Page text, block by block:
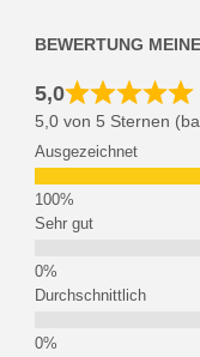
BEWERTUNG
5,0
5,0 von 5 Sternen
Ausgezeichnet
Sehr gut
Durchschnittlich